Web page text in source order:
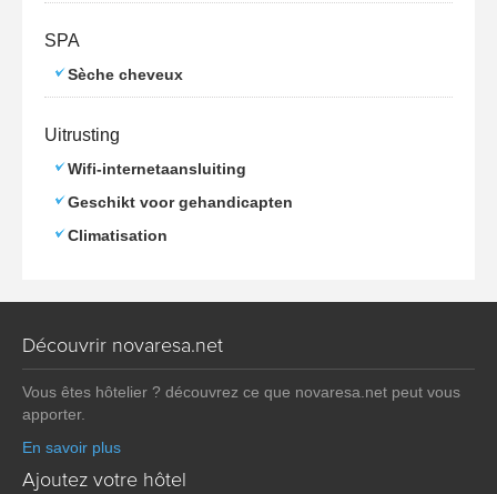
SPA
Sèche cheveux
Uitrusting
Wifi-internetaansluiting
Geschikt voor gehandicapten
Climatisation
Découvrir novaresa.net
Vous êtes hôtelier ? découvrez ce que novaresa.net peut vous
apporter.
En savoir plus
Ajoutez votre hôtel